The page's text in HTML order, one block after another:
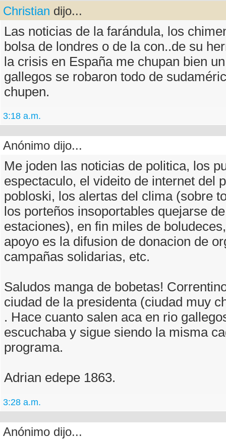
Christian dijo...
Las noticias de la farándula, los
bolsa de londres o de la con..de su
la crisis en España me chupan bien
gallegos se robaron todo de
chupen.
3:18 a.m.
Anónimo dijo...
Me joden las noticias de politica, los
espectaculo, el videito de internet del
pobloski, los alertas del clima (sobre
los porteños insoportables quejarse
estaciones), en fin miles de
apoyo es la difusion de donacion de
campañas solidarias, etc.
Saludos manga de bobetas!
ciudad de la presidenta (ciudad muy
. Hace cuanto salen aca en rio
escuchaba y sigue siendo la misma
programa.
Adrian edepe 1863.
3:28 a.m.
Anónimo dijo...